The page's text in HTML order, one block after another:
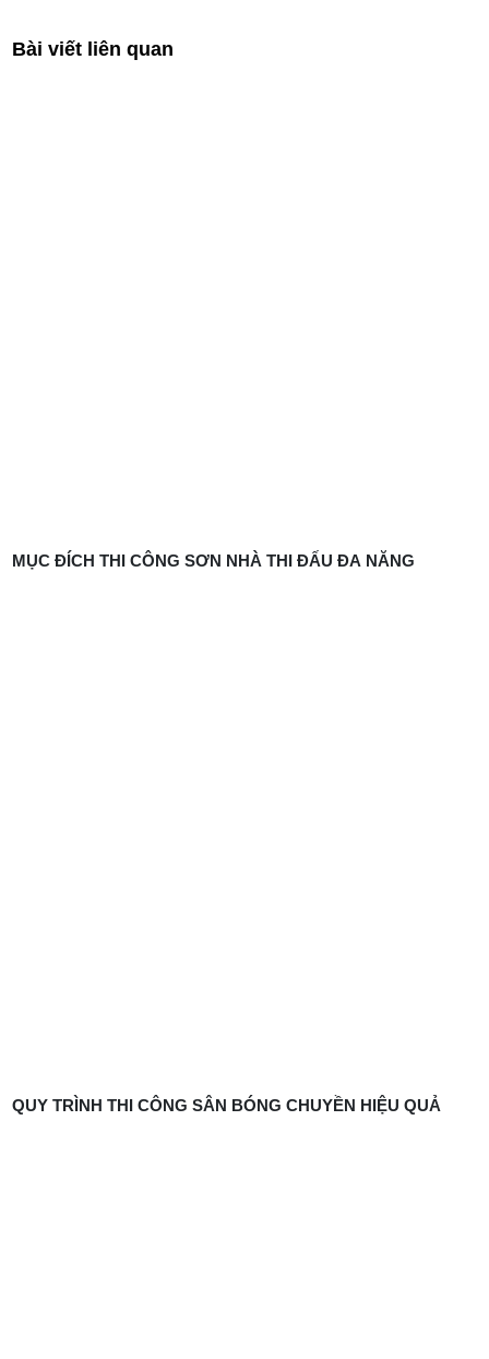
Bài viết liên quan
MỤC ĐÍCH THI CÔNG SƠN NHÀ THI ĐẤU ĐA NĂNG
QUY TRÌNH THI CÔNG SÂN BÓNG CHUYỀN HIỆU QUẢ